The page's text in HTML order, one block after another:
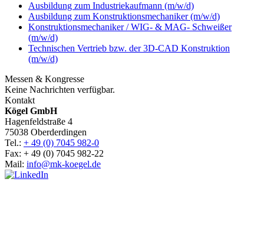
Ausbildung zum Industriekaufmann (m/w/d)
Ausbildung zum Konstruktionsmechaniker (m/w/d)
Konstruktionsmechaniker / WIG- & MAG- Schweißer
(m/w/d)
Technischen Vertrieb bzw. der 3D-CAD Konstruktion
(m/w/d)
Messen & Kongresse
Keine Nachrichten verfügbar.
Kontakt
Kögel GmbH
Hagenfeldstraße 4
75038 Oberderdingen
Tel.: + 49 (0) 7045 982-0
Fax: + 49 (0) 7045 982-22
Mail: info@mk-koegel.de